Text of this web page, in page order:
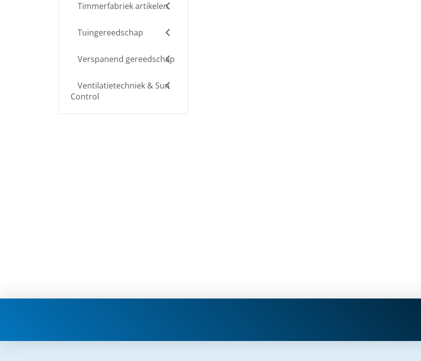
Timmerfabriek artikelen
Tuingereedschap
Verspanend gereedschap
Ventilatietechniek & Sun
Control